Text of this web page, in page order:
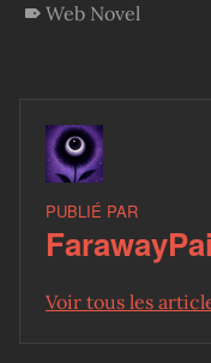
Web Novel
PUBLIÉ PAR
Voir tous les